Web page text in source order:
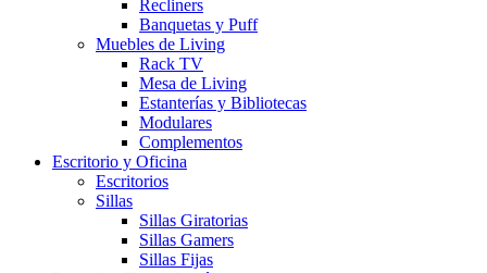
Recliners
Banquetas y Puff
Muebles de Living
Rack TV
Mesa de Living
Estanterías y Bibliotecas
Modulares
Complementos
Escritorio y Oficina
Escritorios
Sillas
Sillas Giratorias
Sillas Gamers
Sillas Fijas